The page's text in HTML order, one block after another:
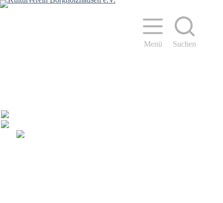
Zum
Menü Suchen